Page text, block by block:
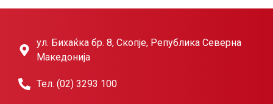
ул. Бихаќка бр. 8, Скопје, Република Северна
Македонија
Тел. (02) 3293 100